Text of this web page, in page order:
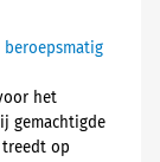
het
gemachtigde
treedt op